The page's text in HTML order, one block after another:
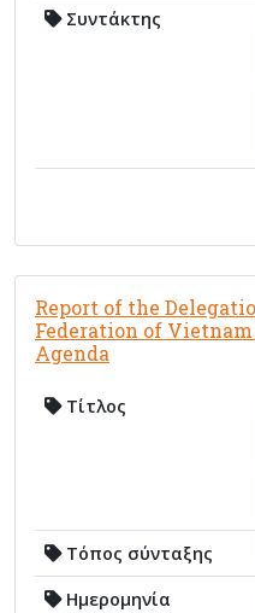
Συντάκτης
Report of the
Federation of
Agenda
Τίτλος
Τόπος σύνταξης
Ημερομηνία